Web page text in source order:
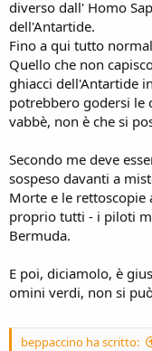
diverso dall' Homo
dell'Antartide.
Fino a qui tutto
Quello che non
ghiacci dell'Antartide
potrebbero godersi le
vabbè, non è che si
Secondo me deve
sospeso davanti a
Morte e le
proprio tutti - i piloti
Bermuda.
E poi, diciamolo, è
omini verdi, non si
beppaccino ha scritto: